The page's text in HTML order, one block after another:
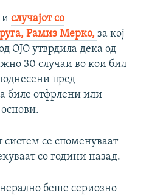
и случајот со
Рамиз Мерко, за кој
ОЈО утврдила дека од
30 случаи во кои бил
пред
биле отфрлени или
систем се споменуваат
со години назад.
беше сериозно